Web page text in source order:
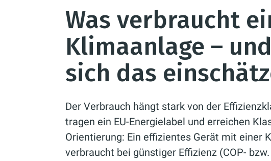
Was verbraucht
Klimaanlage –
sich das
Der Verbrauch hängt stark von der
tragen ein EU-Energielabel und erreichen
Orientierung: Ein effizientes Gerät mit einer
verbraucht bei günstiger Effizienz (COP-